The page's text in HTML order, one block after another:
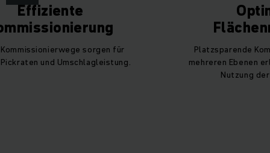
Effiziente
sorgen für
und Umschlagleistung.
Platzsparende
mehreren Ebenen
Nutzung